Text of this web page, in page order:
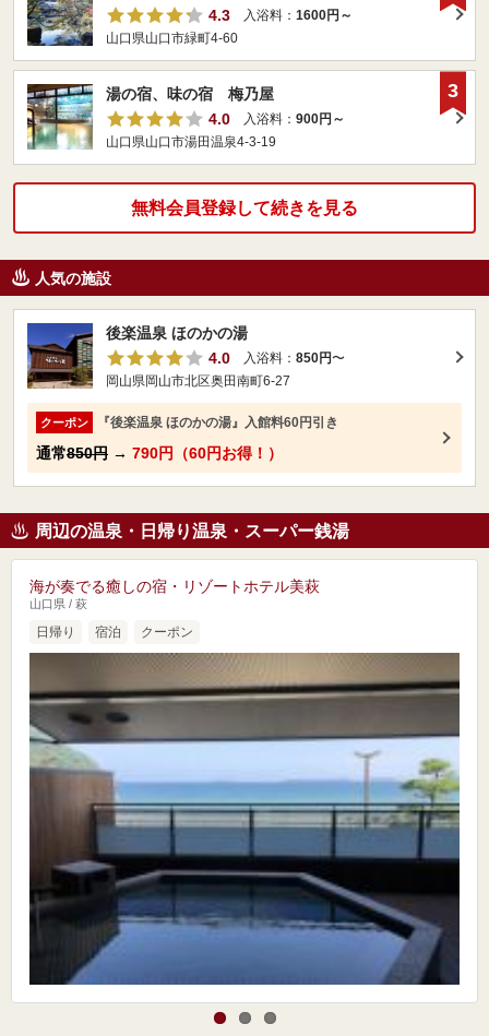
4.3
入浴料： 1600円～
山口県山口市緑町4-60
湯の宿、味の宿 梅乃屋
4.0
入浴料： 900円～
山口県山口市湯田温泉4-3-19
3
無料会員登録して続きを見る
人気の施設
後楽温泉 ほのかの湯
4.0
入浴料： 850円〜
岡山県岡山市北区奥田南町6-27
クーポン 『後楽温泉 ほのかの湯』入館料60円引き
通常850円 → 790円（60円お得！）
周辺の温泉・日帰り温泉・スーパー銭湯
海が奏でる癒しの宿・リゾートホテル美萩
山口県 / 萩
日帰り 宿泊 クーポン